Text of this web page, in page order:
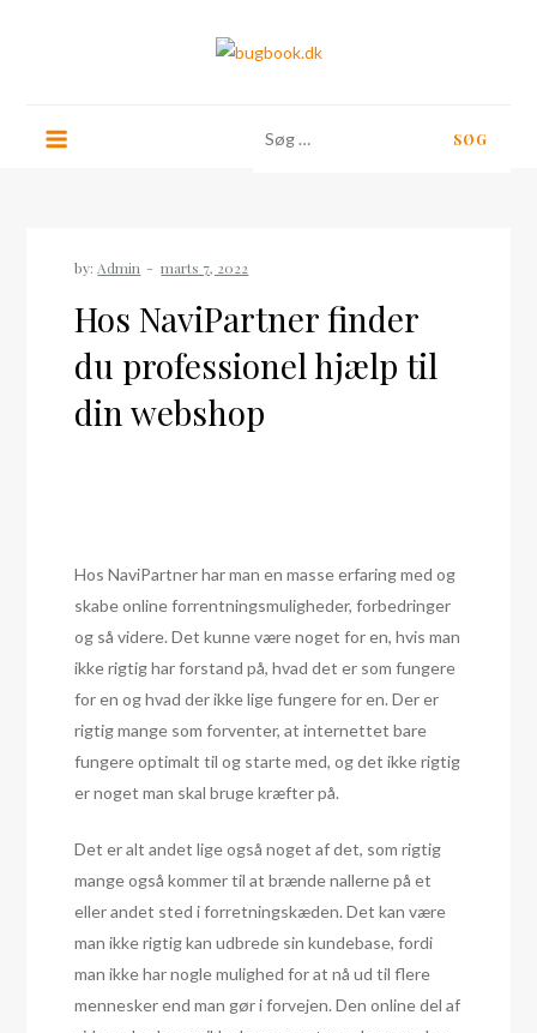
efter:
by:Admin
Hos NaviPartner finder
du professionel hjælp til
din webshop
Hos NaviPartner har man en masse erfaring med og
skabe online forrentningsmuligheder, forbedringer
og så videre. Det kunne være noget for en, hvis man
ikke rigtig har forstand på, hvad det er som fungere
for en og hvad der ikke lige fungere for en. Der er
rigtig mange som forventer, at internettet bare
fungere optimalt til og starte med, og det ikke rigtig
er noget man skal bruge kræfter på.
Det er alt andet lige også noget af det, som rigtig
mange også kommer til at brænde nallerne på et
eller andet sted i forretningskæden. Det kan være
man ikke rigtig kan udbrede sin kundebase, fordi
man ikke har nogle mulighed for at nå ud til flere
mennesker end man gør i forvejen. Den online del af